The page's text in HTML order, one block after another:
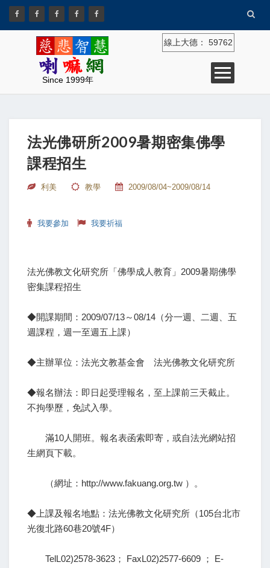
Since 1999年
線上大德： 59762
法光佛研所2009暑期密集佛學
課程招生
利美 教學 2009/08/04~2009/08/14
我要參加 我要祈福
法光佛教文化研究所「佛學成人教育」2009暑期佛學
密集課程招生
◆開課期間：2009/07/13～08/14（分一週、二週、五
週課程，週一至週五上課）
◆主辦單位：法光文教基金會 法光佛教文化研究所
◆報名辦法：即日起受理報名，至上課前三天截止。
不拘學歷，免試入學。
滿10人開班。報名表函索即寄，或自法光網站招
生網頁下載。
（網址：http://www.fakuang.org.tw ）。
◆上課及報名地點：法光佛教文化研究所（105台北市
光復北路60巷20號4F）
TelL02)2578-3623； FaxL02)2577-6609 ； E-